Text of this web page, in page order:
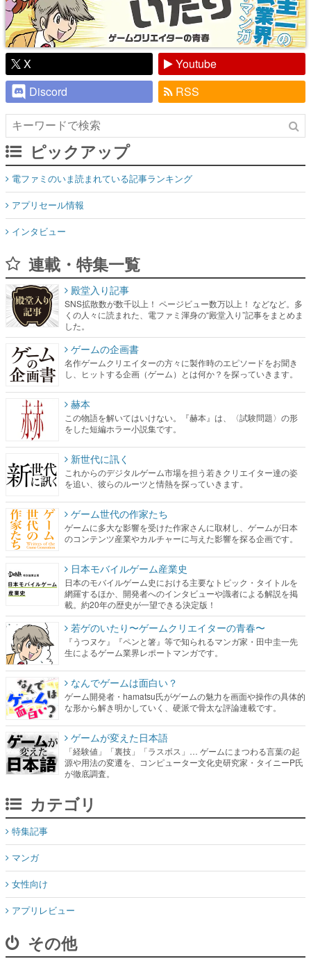
X
Youtube
Discord
RSS
ピックアップ
電ファミのいま読まれている記事ランキング
アプリセール情報
インタビュー
連載・特集一覧
殿堂入り記事
SNS拡散数が数千以上！ ページビュー数万以上！ などなど。多
くの人々に読まれた、電ファミ渾身の“殿堂入り”記事をまとめま
した。
ゲームの企画書
名作ゲームクリエイターの方々に製作時のエピソードをお聞き
し、ヒットする企画（ゲーム）とは何か？を探っていきます。
赫本
この物語を解いてはいけない。『赫本』は、〈試験問題〉の形
をした短編ホラー小説集です。
新世代に訊く
これからのデジタルゲーム市場を担う若きクリエイター達の姿
を追い、彼らのルーツと情熱を探っていきます。
ゲーム世代の作家たち
ゲームに多大な影響を受けた作家さんに取材し、ゲームが日本
のコンテンツ産業やカルチャーに与えた影響を探る企画です。
日本モバイルゲーム産業史
日本のモバイルゲーム史における主要なトピック・タイトルを
網羅するほか、開発者へのインタビューや識者による解説を掲
載。約20年の歴史が一望できる決定版！
若ゲのいたり〜ゲームクリエイターの青春〜
『うつヌケ』『ペンと箸』等で知られるマンガ家・田中圭一先
生によるゲーム業界レポートマンガです。
なんでゲームは面白い？
ゲーム開発者・hamatsu氏がゲームの魅力を画面や操作の具体的
な形から解き明かしていく、硬派で骨太な評論連載です。
ゲームが変えた日本語
「経験値」「裏技」「ラスボス」… ゲームにまつわる言葉の起
源や用法の変遷を、コンピューター文化史研究家・タイニーP氏
が徹底調査。
カテゴリ
特集記事
マンガ
女性向け
アプリレビュー
その他